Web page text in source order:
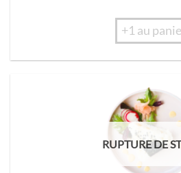
+1 au
RUPTURE DE